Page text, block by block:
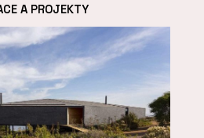
A PROJEKTY